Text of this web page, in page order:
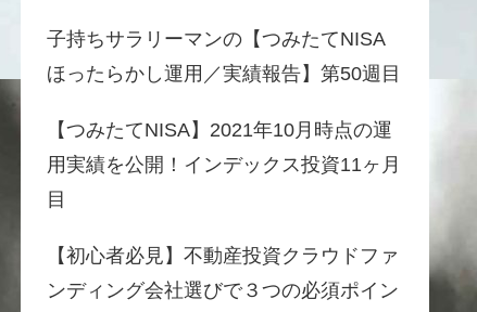
子持ちサラリーマンの【つみたてNISA
ほったらかし運用／実績報告】第50週目
【つみたてNISA】2021年10月時点の運
用実績を公開！インデックス投資11ヶ月
目
【初心者必見】不動産投資クラウドファ
ンディング会社選びで３つの必須ポイン